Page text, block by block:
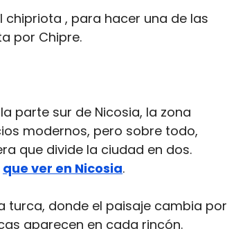
chipriota , para hacer una de las
por Chipre.
parte sur de Nicosia, la zona
modernos, pero sobre todo,
que divide la ciudad en dos.
que ver en Nicosia.
turca, donde el paisaje cambia por
aparecen en cada rincón.